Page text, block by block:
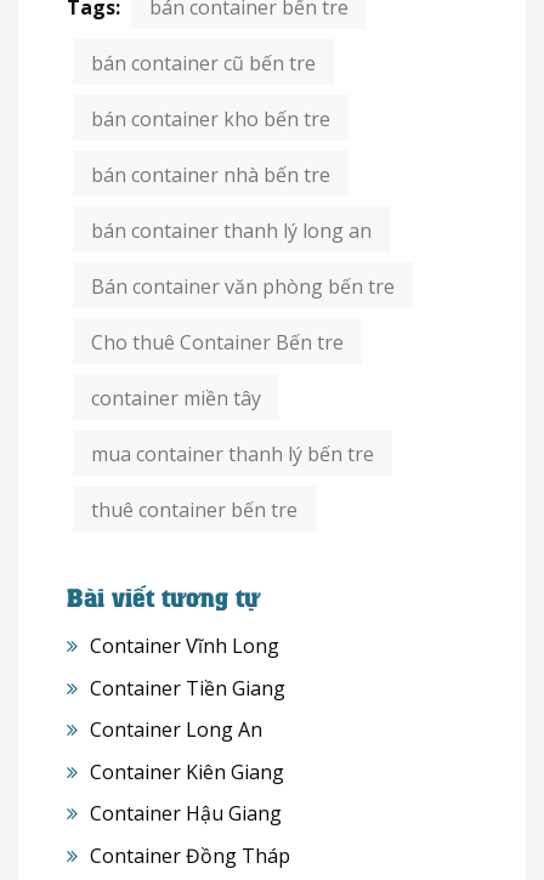
Tags: bán container bến tre
bán container cũ bến tre
bán container kho bến tre
bán container nhà bến tre
bán container thanh lý long an
Bán container văn phòng bến tre
Cho thuê Container Bến tre
container miền tây
mua container thanh lý bến tre
thuê container bến tre
Bài viết tương tự
Container Vĩnh Long
Container Tiền Giang
Container Long An
Container Kiên Giang
Container Hậu Giang
Container Đồng Tháp